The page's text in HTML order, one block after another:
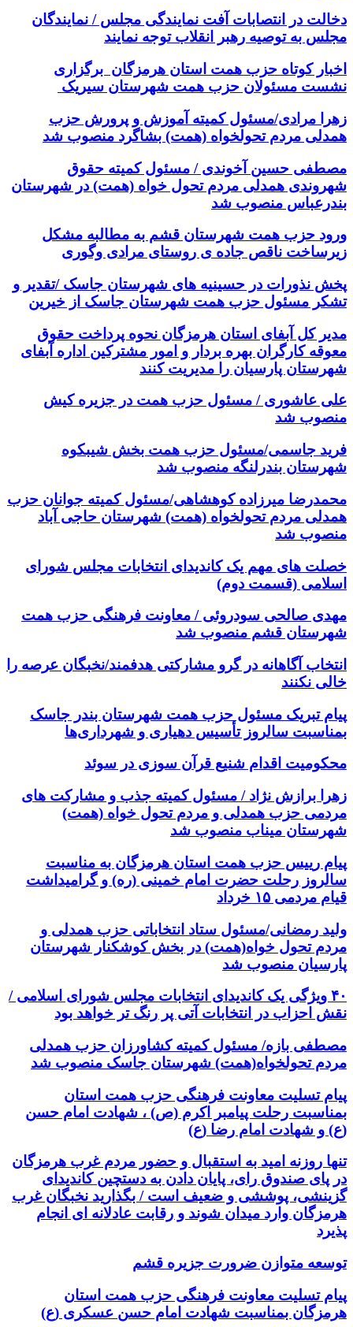
دخالت در انتصابات آفت نمایندگی مجلس / نمایندگان
مجلس به توصیه رهبر انقلاب توجه نمایند
اخبار کوتاه حزب همت استان هرمزگان برگزاری
نشست مسئولان حزب همت شهرستان سیریک
زهرا مرادی/مسئول کمیته آموزش و پرورش حزب
همدلی مردم تحولخواه (همت) بشاگرد منصوب شد
مصطفی حسین آخوندی / مسئول کمیته حقوق
شهروندی همدلی مردم تحول خواه (همت) در شهرستان
بندرعباس منصوب شد
ورود حزب همت شهرستان‌ قشم به مطالبه مشکل
زیرساخت ناقص جاده ی روستای مرادی وگوری
پخش نذورات در حسینیه های شهرستان جاسک /تقدیر و
تشکر مسئول حزب همت شهرستان جاسک از خیرین
مدیر کل آبفای استان هرمزگان نحوه پرداخت حقوق
معوقه کارگران بهره بردار و امور مشترکین اداره آبفای
شهرستان پارسیان را مدیریت کنند
علی عاشوری / مسئول حزب همت در جزیره کیش
منصوب شد
فرید جاسمی/مسئول حزب همت بخش شیبکوه
شهرستان بندرلنگه منصوب شد
محمدرضا میرزاده کوهشاهی/مسئول کمیته جوانان حزب
همدلی مردم تحولخواه (همت) شهرستان حاجی آباد
منصوب شد
خصلت های مهم یک کاندیدای انتخابات مجلس شورای
اسلامی (قسمت دوم)
مهدی صالحی سودروئی / معاونت فرهنگی حزب همت
شهرستان قشم منصوب شد
انتخاب آگاهانه در گرو مشارکتی هدفمند/نخبگان عرصه را
خالی نکنند
پیام تبریک مسئول حزب همت شهرستان بندر جاسک
بمناسبت سالروز تأسیس دهیاری و شهرداری‌ها
محکومیت اقدام شنیع قرآن سوزی در سوئد
زهرا برازش نژاد / مسئول کمیته جذب و مشارکت های
مردمی حزب همدلی و مردم تحول خواه (همت)
شهرستان میناب منصوب شد
پیام رییس حزب همت استان هرمزگان به مناسبت
سالروز رحلت حضرت امام خمینی (ره) و گرامیداشت
قیام مردمی ۱۵ خرداد
ولید رمضانی/مسئول ستاد انتخاباتی حزب همدلی و
مردم تحول خواه(همت) در بخش کوشکنار شهرستان
پارسیان منصوب شد
۴۰ ویژگی یک کاندیدای انتخابات مجلس شورای اسلامی /
نقش احزاب در انتخابات آتی پر رنگ تر خواهد بود
مصطفی بازه/ مسئول کمیته کشاورزان حزب همدلی
مردم تحولخواه(همت) شهرستان جاسک منصوب شد
پیام تسلیت معاونت فرهنگی حزب همت استان
بمناسبت رحلت پیامبر اکرم (ص) ، شهادت امام حسن
(ع) و شهادت امام رضا (ع)
تنها روزنه امید به استقبال و حضور مردم غرب هرمزگان
در پای صندوق رای، پایان دادن به دستچین کاندیدای
گزینشی، پوششی و ضعیف است / بگذارید نخبگان غرب
هرمزگان وارد میدان شوند و رقابت عادلانه ای انجام
پذیرد
توسعه متوازن ضرورت جزیره قشم
پیام تسلیت معاونت فرهنگی حزب همت استان
هرمزگان بمناسبت شهادت امام حسن عسکری (ع)